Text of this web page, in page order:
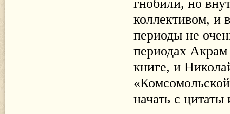
гнобили, но
коллективом, и
периоды не
периодах Акрам
книге, и
начать с